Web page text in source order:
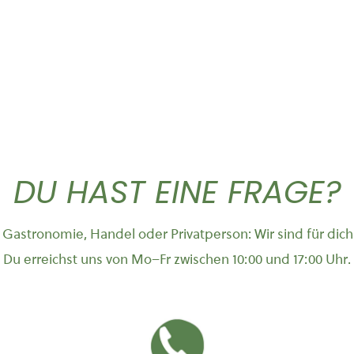
DU HAST EINE FRAGE?
Handel oder Privatperson: Wir sind für
Du erreichst uns von Mo–Fr zwischen 10:00 und 17:00 Uhr.